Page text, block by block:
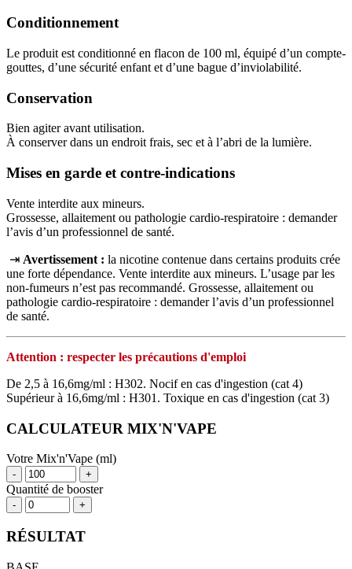
Conditionnement
Le produit est conditionné en flacon de 100 ml, équipé d’un compte-
gouttes, d’une sécurité enfant et d’une bague d’inviolabilité.
Conservation
Bien agiter avant utilisation.
À conserver dans un endroit frais, sec et à l’abri de la lumière.
Mises en garde et contre-indications
Vente interdite aux mineurs.
Grossesse, allaitement ou pathologie cardio-respiratoire : demander
l’avis d’un professionnel de santé.
⇥ Avertissement : la nicotine contenue dans certains produits crée
une forte dépendance. Vente interdite aux mineurs. L’usage par les
non‑fumeurs n’est pas recommandé. Grossesse, allaitement ou
pathologie cardio‑respiratoire : demander l’avis d’un professionnel
de santé.
Attention : respecter les précautions d'emploi
De 2,5 à 16,6mg/ml : H302. Nocif en cas d'ingestion (cat 4)
Supérieur à 16,6mg/ml : H301. Toxique en cas d'ingestion (cat 3)
CALCULATEUR MIX'N'VAPE
Votre Mix'n'Vape (ml)
- +
Quantité de booster
- +
RÉSULTAT